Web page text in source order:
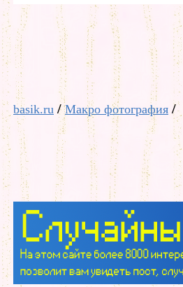
basik.ru /Макро фотография /